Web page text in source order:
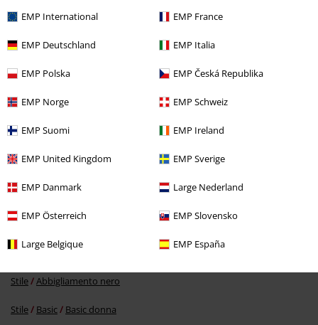
EMP International EMP France
EMP Deutschland EMP Italia
EMP Polska EMP Česká Republika
EMP Norge EMP Schweiz
EMP Suomi EMP Ireland
EMP United Kingdom EMP Sverige
EMP Danmark Large Nederland
EMP Österreich EMP Slovensko
Large Belgique EMP España
Ultimi articoli visualizzati
-36%
Abbigliamento & accessori Top
Stile Abbigliamento nero
Stile Basic Basic donna